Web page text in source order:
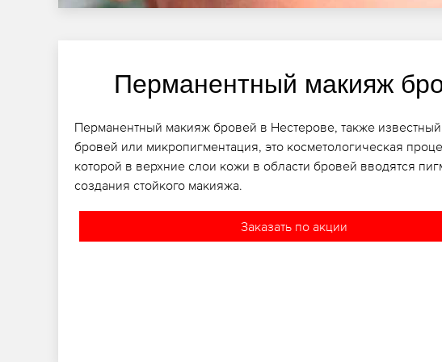
Перманентный макияж
Перманентный макияж бровей в Нестерове, также известный
бровей или микропигментация, это косметологическая
которой в верхние слои кожи в области бровей вводятся
создания стойкого макияжа.
Заказать по акции